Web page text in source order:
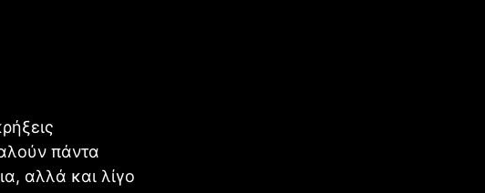
πάντα
αλλά και λίγο